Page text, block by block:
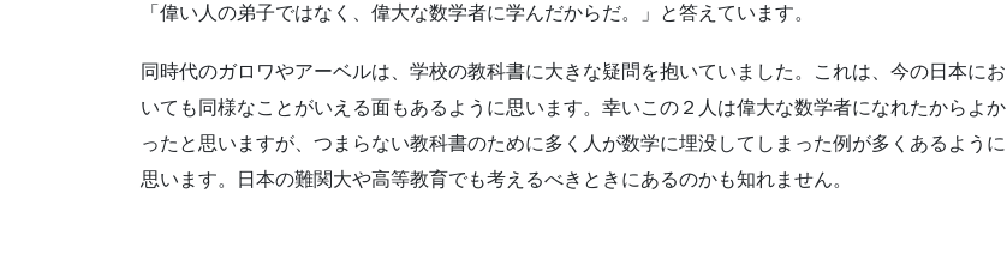
「偉い人の弟子ではなく、偉大な数学者に学んだからだ。」と答えています。
同時代のガロワやアーベルは、学校の教科書に大きな疑問を抱いていました。これは、今の日本にお
いても同様なことがいえる面もあるように思います。幸いこの２人は偉大な数学者になれたからよか
ったと思いますが、つまらない教科書のために多く人が数学に埋没してしまった例が多くあるように
思います。日本の難関大や高等教育でも考えるべきときにあるのかも知れません。